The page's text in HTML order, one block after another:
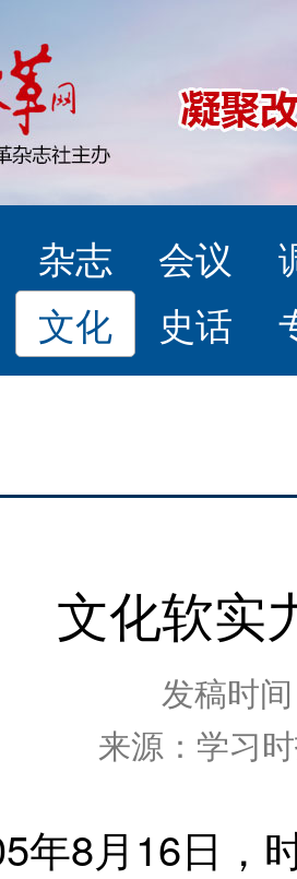
杂志 会议
文化
史话
文化软实
发稿时
来源：学习
8月16日，时